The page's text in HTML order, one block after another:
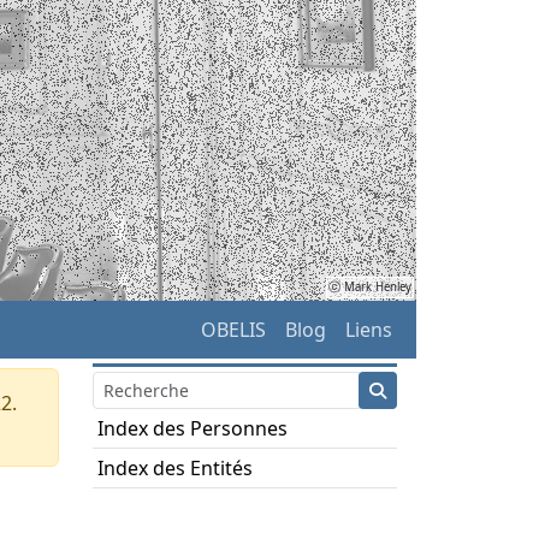
ⓒ Mark Henley
OBELIS Blog Liens
Index des Personnes
Index des Entités